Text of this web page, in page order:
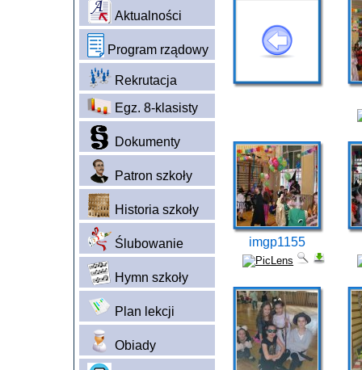
Aktualności
Program rządowy
Rekrutacja
Egz. 8-klasisty
Dokumenty
Patron szkoły
Historia szkoły
Ślubowanie
Hymn szkoły
Plan lekcji
Obiady
imgp1155